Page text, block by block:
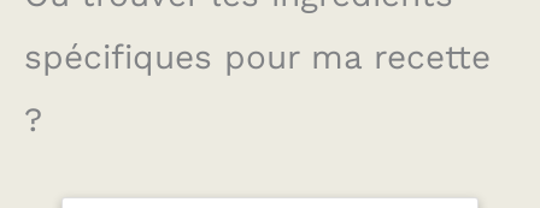
spécifiques pour ma recette
?